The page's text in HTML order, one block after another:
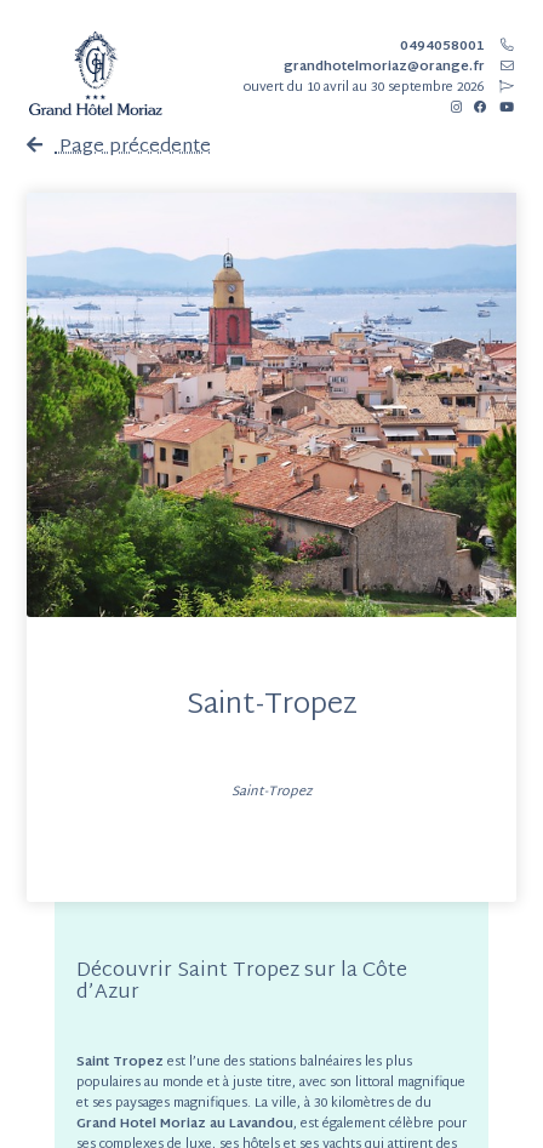
0494058001
grandhotelmoriaz@orange.fr
ouvertdu 10 avril au 30 septembre 2026
Page précedente
Saint-Tropez
Saint-Tropez
Découvrir Saint Tropez sur la Côte
d’Azur
Saint Tropez est l’une des stations balnéaires les plus
populaires au monde et à juste titre, avec son littoral magnifique
et ses paysages magnifiques. La ville, à 30 kilomètres de du
Grand Hotel Moriaz au Lavandou, est également célèbre pour